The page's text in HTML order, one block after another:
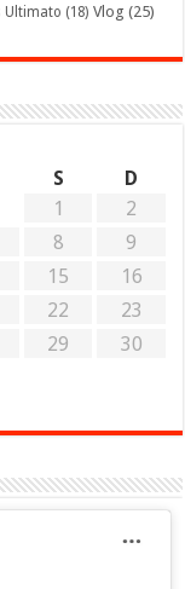
Ultimato (18) Vlog (25)
S
D
1
2
8
9
15
16
22
23
29
30